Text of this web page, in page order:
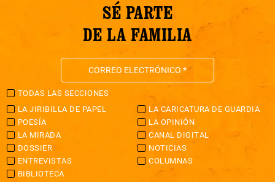
SÉ PARTE
DE LA FAMILIA
TODAS LAS SECCIONES
LA JIRIBILLA DE PAPEL
LA CARICATURA DE GUARDIA
POESÍA
LA OPINIÓN
LA MIRADA
CANAL DIGITAL
DOSSIER
NOTICIAS
ENTREVISTAS
COLUMNAS
BIBLIOTECA